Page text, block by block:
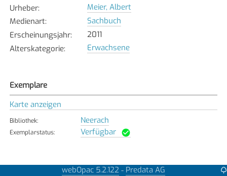
Urheber:
Meier, Albert
Medienart:
Sachbuch
Erscheinungsjahr:
2011
Alterskategorie: Erwachsene
Exemplare
Karte anzeigen
Bibliothek: Neerach
Exemplarstatus: Verfügbar
webOpac 5.2.122 - Predata AG